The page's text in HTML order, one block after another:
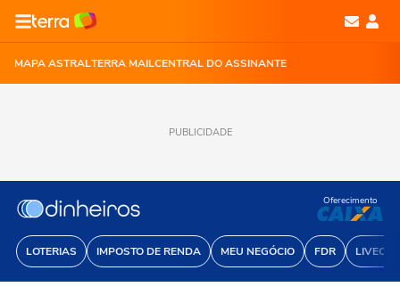
MAPA ASTRALTERRA MAILCENTRAL DO ASSINANTE
PUBLICIDADE
LOTERIAS IMPOSTO DE RENDA MEU NEGÓCIO FDR
Oferecimento